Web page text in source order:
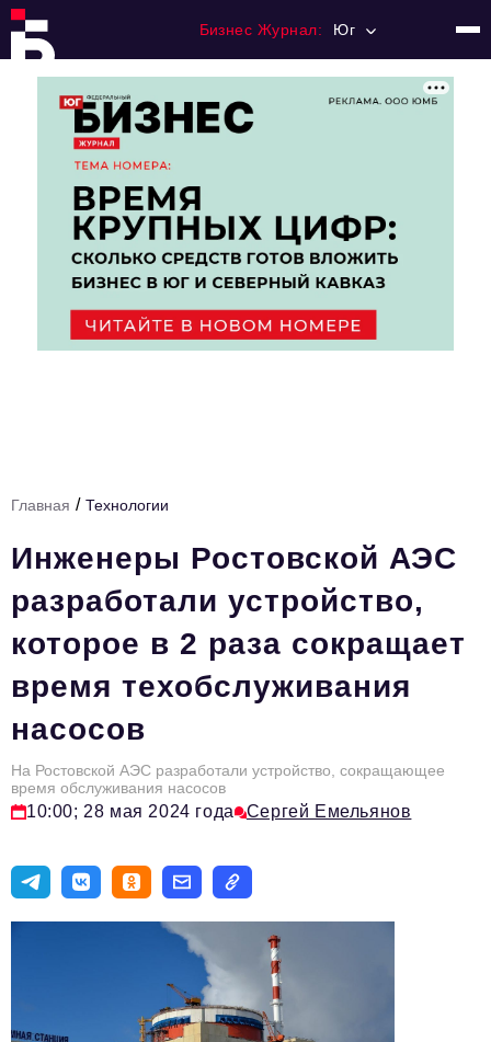
Бизнес Журнал: Юг
Франчайзинг
Номера журнала
Категории:
Финансы
Цитаты
Аналитика
Главное
Интервью
Сделано в России
Право
Точки роста
Персона
Красота и здоровье
Главная / Технологии
Инженеры Ростовской АЭС
разработали устройство,
которое в 2 раза сокращает
время техобслуживания
насосов
На Ростовской АЭС разработали устройство, сокращающее
время обслуживания насосов
10:00; 28 мая 2024 года Сергей Емельянов